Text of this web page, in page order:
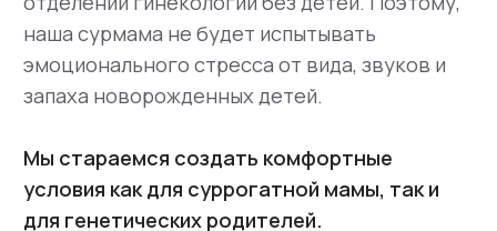
Отзывы наших клиентов
Наша команда
Сотрудничество
Анкета донора
Информация